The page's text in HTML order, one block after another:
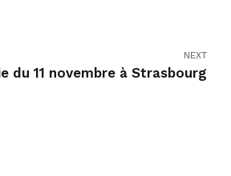
NEXT
du 11 novembre à Strasbourg